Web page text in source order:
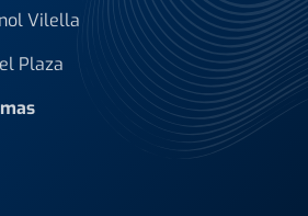
Vilella
Plaza